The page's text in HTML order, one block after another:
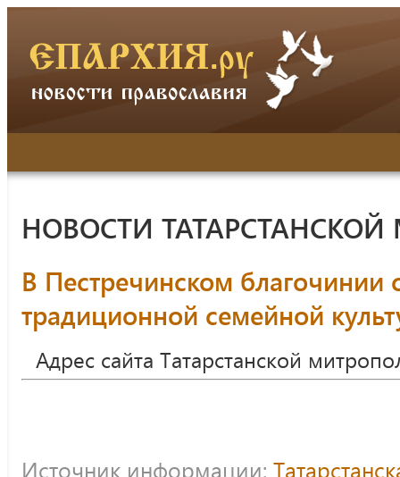
НОВОСТИ
В Пестречинском благочинии
традиционной семейной
Адрес сайта Татарстанской
Источник информации: